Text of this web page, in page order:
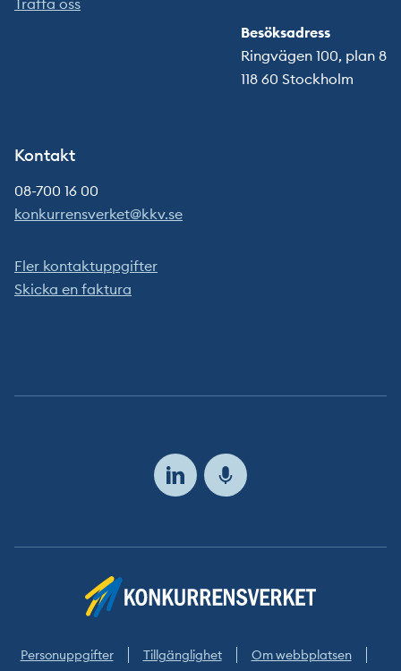
Träffa oss
Besöksadress
Ringvägen 100, plan 8
118 60 Stockholm
Kontakt
08-700 16 00
konkurrensverket@kkv.se
Fler kontaktuppgifter
Skicka en faktura
Följ
Personuppgifter Tillgänglighet
Om webbplatsen